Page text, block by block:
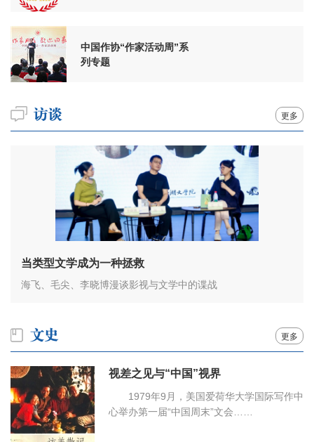
中国作协“作家活动周”系
列专题
更多
当类型文学成为一种拯救
海飞、毛尖、李晓博漫谈影视与文学中的谍战
更多
视差之见与“中国”视界
1979年9月，美国爱荷华大学国际写作中
心举办第一届“中国周末”文会……